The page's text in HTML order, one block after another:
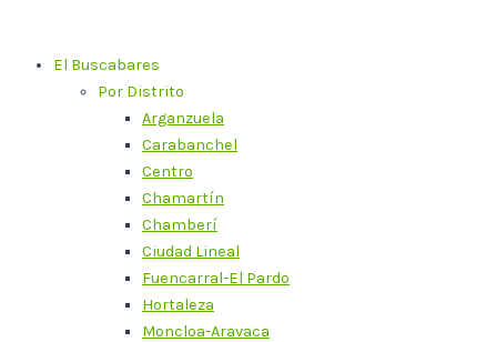
contenidoEl Buscabares
Por Distrito
Arganzuela
Carabanchel
Centro
Chamartín
Chamberí
Ciudad Lineal
Fuencarral-El Pardo
Hortaleza
Moncloa-Aravaca